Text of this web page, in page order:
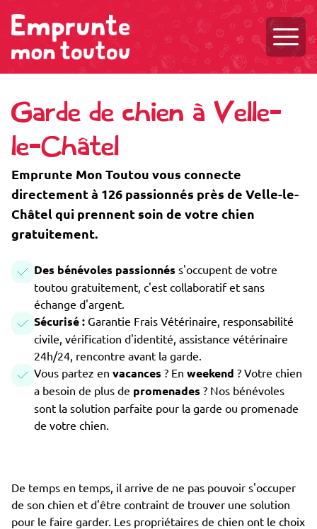
Garde de chien à Velle-
le-Châtel
Emprunte Mon Toutou vous connecte
directement à 126 passionnés près de Velle-le-
Châtel qui prennent soin de votre chien
gratuitement.
Des bénévoles passionnés s'occupent de votre
toutou gratuitement, c'est collaboratif et sans
échange d'argent.
Sécurisé : Garantie Frais Vétérinaire, responsabilité
civile, vérification d'identité, assistance vétérinaire
24h/24, rencontre avant la garde.
Vous partez en vacances ? En weekend ? Votre chien
a besoin de plus de promenades ? Nos bénévoles
sont la solution parfaite pour la garde ou promenade
de votre chien.
De temps en temps, il arrive de ne pas pouvoir s'occuper
de son chien et d'être contraint de trouver une solution
pour le faire garder. Les propriétaires de chien ont le choix